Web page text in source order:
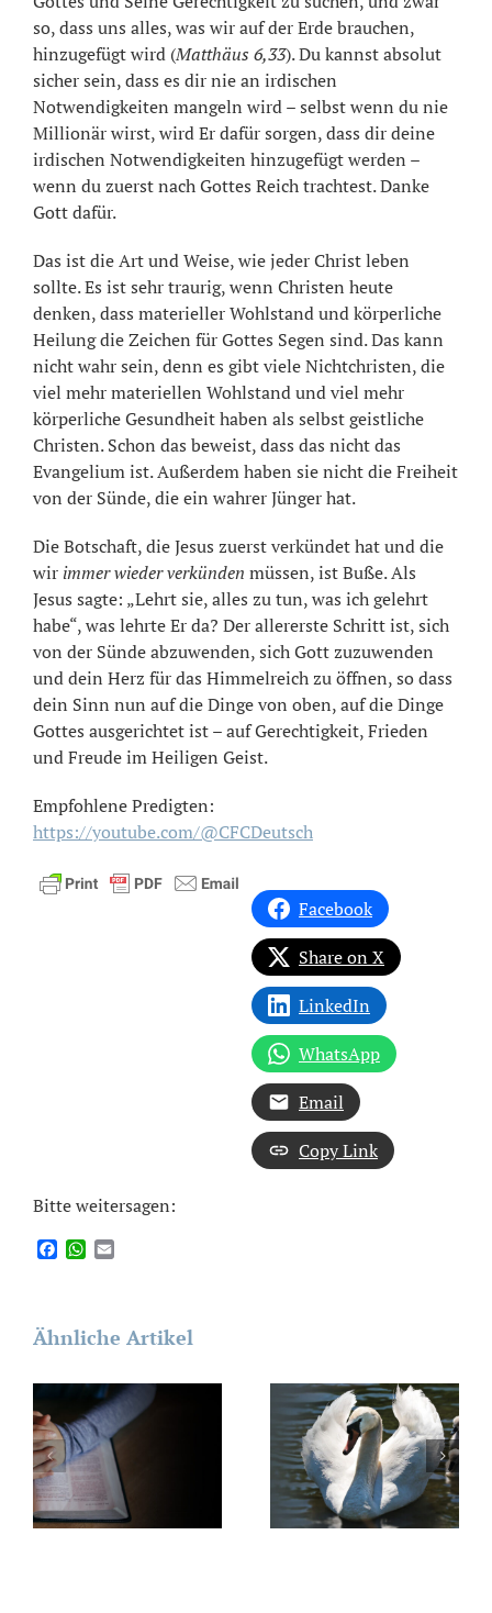
so, dass uns alles, was wir auf der Erde brauchen,
hinzugefügt wird (Matthäus 6,33). Du kannst absolut
sicher sein, dass es dir nie an irdischen
Notwendigkeiten mangeln wird – selbst wenn du nie
Millionär wirst, wird Er dafür sorgen, dass dir deine
irdischen Notwendigkeiten hinzugefügt werden –
wenn du zuerst nach Gottes Reich trachtest. Danke
Gott dafür.
Das ist die Art und Weise, wie jeder Christ leben
sollte. Es ist sehr traurig, wenn Christen heute
denken, dass materieller Wohlstand und körperliche
Heilung die Zeichen für Gottes Segen sind. Das kann
nicht wahr sein, denn es gibt viele Nichtchristen, die
viel mehr materiellen Wohlstand und viel mehr
körperliche Gesundheit haben als selbst geistliche
Christen. Schon das beweist, dass das nicht das
Evangelium ist. Außerdem haben sie nicht die Freiheit
von der Sünde, die ein wahrer Jünger hat.
Die Botschaft, die Jesus zuerst verkündet hat und die
wir immer wieder verkünden müssen, ist Buße. Als
Jesus sagte: „Lehrt sie, alles zu tun, was ich gelehrt
habe“, was lehrte Er da? Der allererste Schritt ist, sich
von der Sünde abzuwenden, sich Gott zuzuwenden
und dein Herz für das Himmelreich zu öffnen, so dass
dein Sinn nun auf die Dinge von oben, auf die Dinge
Gottes ausgerichtet ist – auf Gerechtigkeit, Frieden
und Freude im Heiligen Geist.
Empfohlene Predigten:
https://youtube.com/@CFCDeutsch
Facebook
Share on X
LinkedIn
WhatsApp
Email
Copy Link
Bitte weitersagen:
FacebookWhatsApp
Ähnliche Artikel